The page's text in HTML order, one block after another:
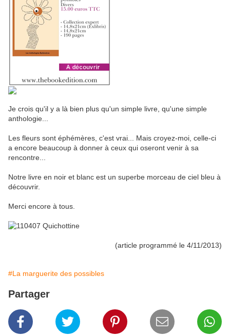
Je crois qu'il y a là bien plus qu'un simple livre, qu'une simple
anthologie...
Les fleurs sont éphémères, c'est vrai... Mais croyez-moi, celle-ci
a encore beaucoup à donner à ceux qui oseront venir à sa
rencontre...
Notre livre en noir et blanc est un superbe morceau de ciel bleu à
découvrir.
Merci encore à tous.
(article programmé le 4/11/2013)
#La marguerite des possibles
Partager